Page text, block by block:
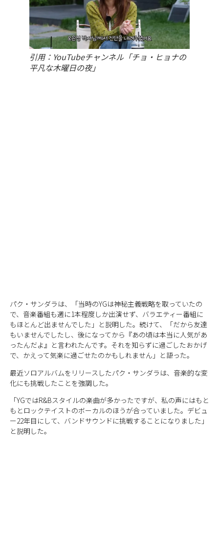
引用：YouTubeチャンネル「チョ・ヒョナの
平凡な木曜日の夜」
パク・サンダラは、「当時のYGは神秘主義戦略を取っていたの
で、音楽番組も週に1本程度しか出演せず、バラエティー番組に
もほとんど出ませんでした」と説明した。続けて、「だから友達
もいませんでしたし、後になってから『あの頃は本当に人気があ
ったんだよ』と言われたんです。それを知らずに過ごしたおかげ
で、かえって気楽に過ごせたのかもしれません」と語った。
最近ソロアルバムをリリースしたパク・サンダラは、音楽的な変
化にも挑戦したことを強調した。
「YGではR&Bスタイルの楽曲が多かったですが、私の声にはもと
もとロックテイストのボーカルのほうが合っていました。デビュ
ー22年目にして、バンドサウンドに挑戦することになりました」
と説明した。